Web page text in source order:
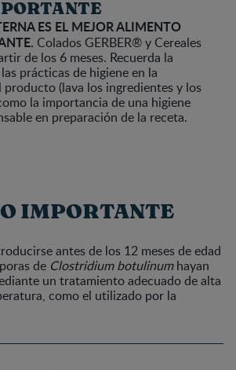
ES EL MEJOR ALIMENTO
Colados GERBER® y Cereales
de los 6 meses. Recuerda la
prácticas de higiene en la
producto (lava los ingredientes y los
la importancia de una higiene
en preparación de la receta.
IMPORTANTE
antes de los 12 meses de edad
de Clostridium botulinumhayan
un tratamiento adecuado de alta
como el utilizado por la